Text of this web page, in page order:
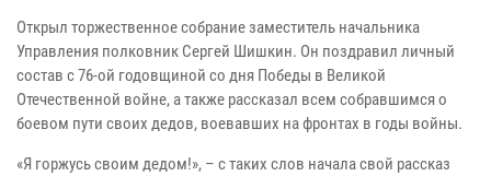
Открыл торжественное собрание заместитель начальника
Управления полковник Сергей Шишкин. Он поздравил личный
состав с 76-ой годовщиной со дня Победы в Великой
Отечественной войне, а также рассказал всем собравшимся о
боевом пути своих дедов, воевавших на фронтах в годы войны.
«Я горжусь своим дедом!», – с таких слов начала свой рассказ